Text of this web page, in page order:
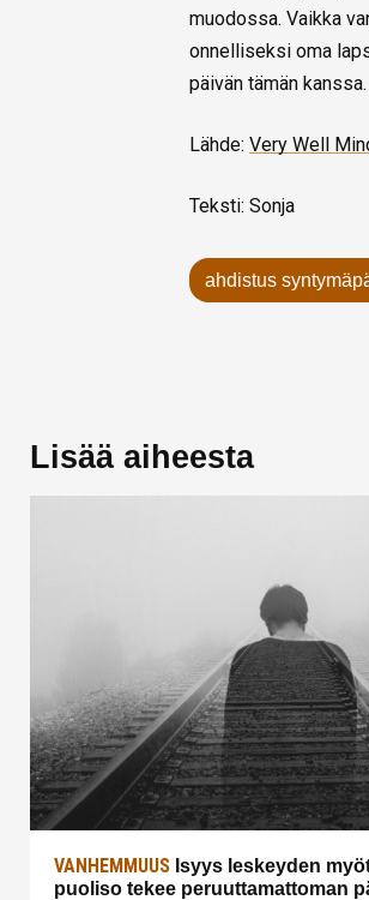
muodossa. Vaikka
onnelliseksi oma
päivän tämän kanssa.
Lähde: Very Well
Teksti: Sonja
ahdistus
Lisää aiheesta
VANHEMMUUS Isyys leskeyden
puoliso tekee peruuttamattoman